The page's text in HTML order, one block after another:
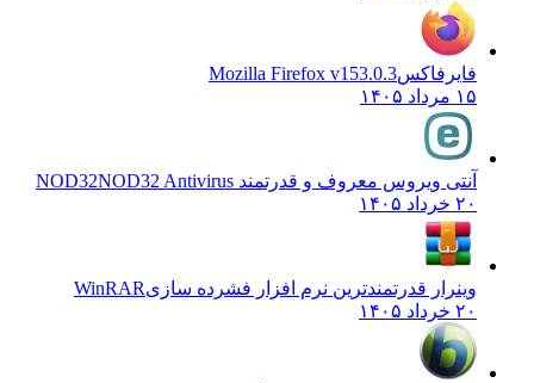
فایرفاکسMozilla Firefox v153.0.3
۱۵ مرداد ۱۴۰۵
آنتی ویروس معروف و قدرتمند NOD32 NOD32 Antivirus
۲۰ خرداد ۱۴۰۵
وینرار قدرتمندترین نرم افزار فشرده سازیWinRAR
۲۰ خرداد ۱۴۰۵